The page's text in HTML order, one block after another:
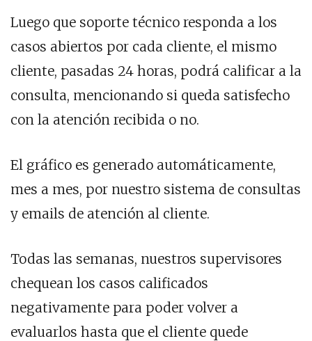
Luego que soporte técnico responda a los
casos abiertos por cada cliente, el mismo
cliente, pasadas 24 horas, podrá calificar a la
consulta, mencionando si queda satisfecho
con la atención recibida o no.
El gráfico es generado automáticamente,
mes a mes, por nuestro sistema de consultas
y emails de atención al cliente.
Todas las semanas, nuestros supervisores
chequean los casos calificados
negativamente para poder volver a
evaluarlos hasta que el cliente quede